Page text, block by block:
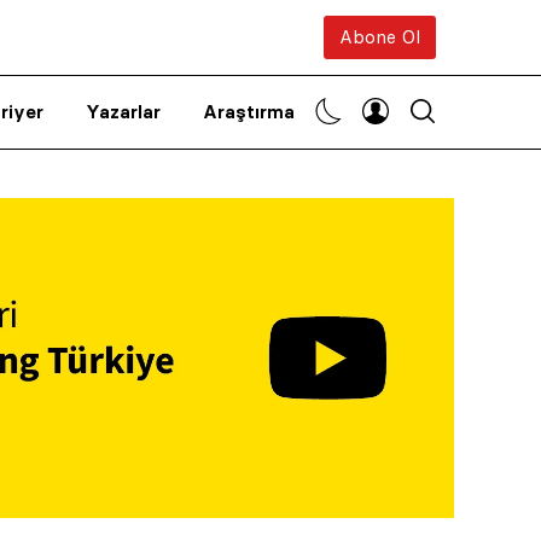
Abone Ol
Yazarlar Araştırma